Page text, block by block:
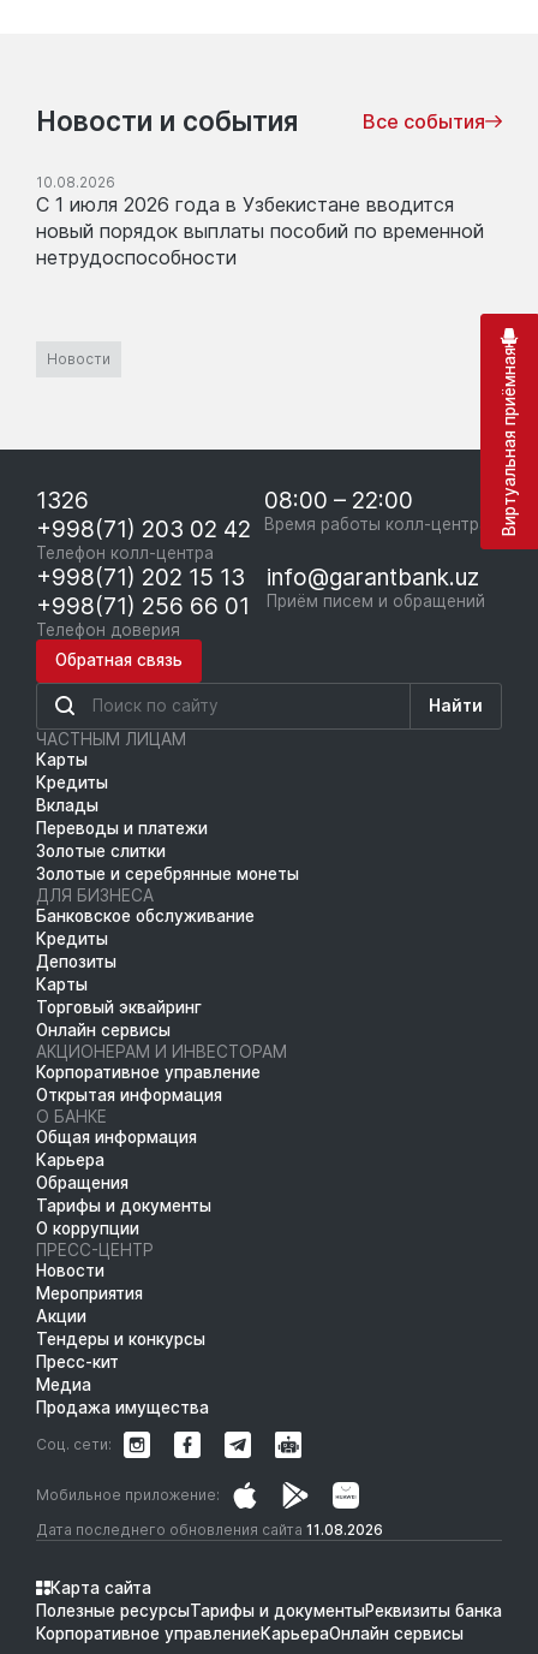
Новости и события Все события
10.08.2026
С 1 июля 2026 года в Узбекистане вводится
новый порядок выплаты пособий по временной
нетрудоспособности
Новости
1326
+998(71) 203 02 42
Телефон колл-центра
08:00 – 22:00
Время работы колл-центра
+998(71) 202 15 13
+998(71) 256 66 01
Телефон доверия
info@garantbank.uz
Приём писем и обращений
Обратная связь
Найти
ЧАСТНЫМ ЛИЦАМ
Карты
Кредиты
Вклады
Переводы и платежи
Золотые слитки
Золотые и серебрянные монеты
ДЛЯ БИЗНЕСА
Банковское обслуживание
Кредиты
Депозиты
Карты
Торговый эквайринг
Онлайн сервисы
АКЦИОНЕРАМ И ИНВЕСТОРАМ
Корпоративное управление
Открытая информация
О БАНКЕ
Общая информация
Карьера
Обращения
Тарифы и документы
О коррупции
ПРЕСС-ЦЕНТР
Новости
Мероприятия
Акции
Тендеры и конкурсы
Пресс-кит
Медиа
Продажа имущества
Дата последнего обновления сайта 11.08.2026
Мобильное приложение:
Соц. сети:
Карта сайта
Полезные ресурсыТарифы и документыРеквизиты банка
Корпоративное управлениеКарьераОнлайн сервисы
Виртуальная приёмная